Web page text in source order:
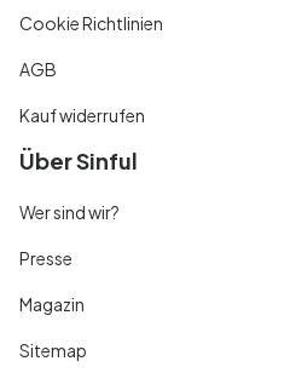
Cookie Richtlinien
AGB
Kauf widerrufen
Über Sinful
Wer sind wir?
Presse
Magazin
Sitemap